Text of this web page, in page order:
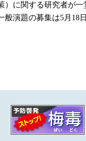
）に関する研究者が一
般演題の募集は5月18